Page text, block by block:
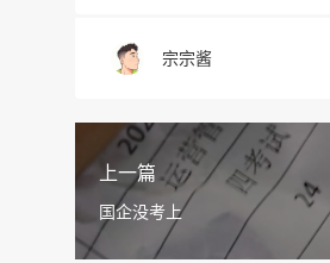
宗宗酱
上一篇
国企没考上